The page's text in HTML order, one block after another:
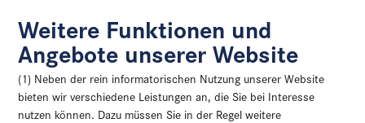
Weitere Funktionen und
Angebote unserer Website
(1) Neben der rein informatorischen Nutzung unserer Website
bieten wir verschiedene Leistungen an, die Sie bei Interesse
nutzen können. Dazu müssen Sie in der Regel weitere